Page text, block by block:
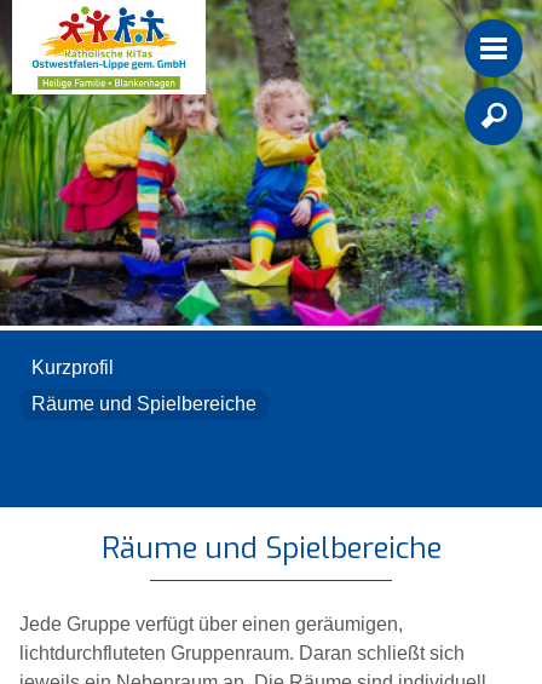

Kurzprofil
Räume und Spielbereiche
Räume und Spielbereiche
Jede Gruppe verfügt über einen geräumigen,
lichtdurchfluteten Gruppenraum. Daran schließt sich